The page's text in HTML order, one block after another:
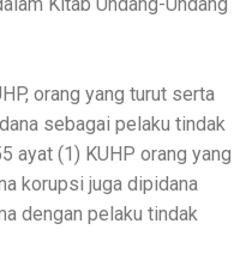
orang yang turut serta
sebagai pelaku tindak
ayat (1) KUHP orang yang
korupsi juga dipidana
dengan pelaku tindak